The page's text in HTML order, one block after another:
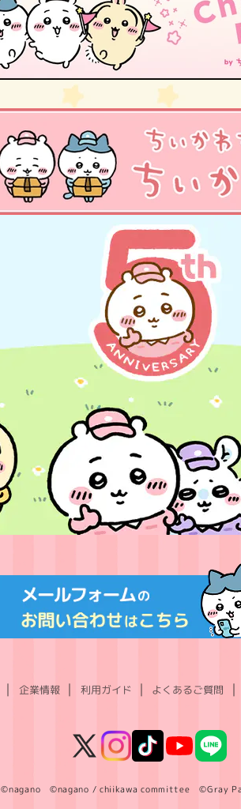
企業情報 利用ガイド よくあるご質問
X
InstagramTikTokYouTubeLINE
©nagano ©nagano / chiikawa committee ©Gray